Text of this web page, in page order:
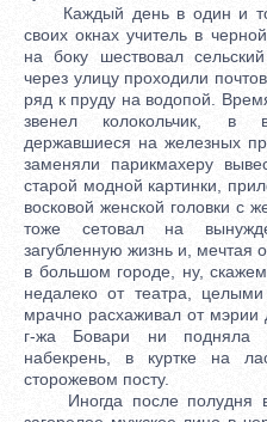
Каждый день в один и
своих окнах учитель в
на боку шествовал
через улицу проходили
ряд к пруду на водопой.
звенел колокольчик, в
державшиеся на железных
заменяли парикмахеру
старой модной картинки,
восковой женской головки с
тоже сетовал на
загубленную жизнь и, мечтая
в большом городе, ну,
недалеко от театра,
мрачно расхаживал от мэрии
г-жа Бовари ни подняла
набекрень, в куртке на
сторожевом посту.
Иногда после полудня в